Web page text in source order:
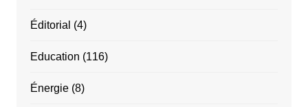
Éditorial (4)
Education (116)
Énergie(8)